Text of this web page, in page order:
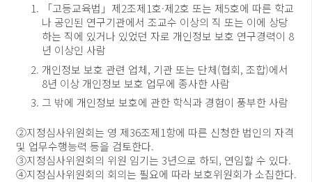
「고등교육법」제2조제1호·제2호 또는 제5호에 따른 학교
나 공인된 연구기관에서 조교수 이상의 직 또는 이에 상당
하는 직에 있거나 있었던 자로 개인정보 보호 연구경력이 8
년 이상인 사람
개인정보 보호 관련 업체, 기관 또는 단체(협회, 조합)에서
8년 이상 개인정보 보호 업무에 종사한 사람
그 밖에 개인정보 보호에 관한 학식과 경험이 풍부한 사람
②지정심사위원회는 영 제36조제1항에 따른 신청한 법인의 자격
및 업무수행능력 등을 검토한다.
③지정심사위원회의 위원 임기는 3년으로 하되, 연임할 수 있다.
④지정심사위원회의 회의는 필요에 따라 보호위원회가 소집한다.